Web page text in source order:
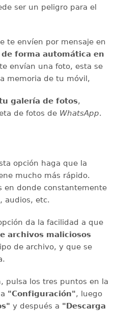
ser un peligro para el
te envíen por mensaje en
forma automática en
envían una foto, esta se
memoria de tu móvil,
galería de fotos,
de fotos de WhatsApp.
opción haga que la
mucho más rápido.
en donde constantemente
audios, etc.
da la facilidad a que
archivos maliciosos
de archivo, y que se
pulsa los tres puntos en la
"Configuración", luego
y después a "Descarga